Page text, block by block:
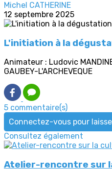
Michel CATHERINE
12 septembre 2025
L'initiation à la
Animateur : Ludovic
GAUBEY-L'ARCHEVEQUE
5 commentaire(s)
Connectez-vous pour
Consultez également
Atelier-rencontre sur